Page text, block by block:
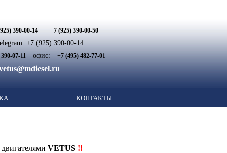
390-00-14 +7 (925) 390-00-50
+7 (925) 390-00-14
07-11 офис: +7 (495) 482-77-01
КОНТАКТЫ
VETUS !!